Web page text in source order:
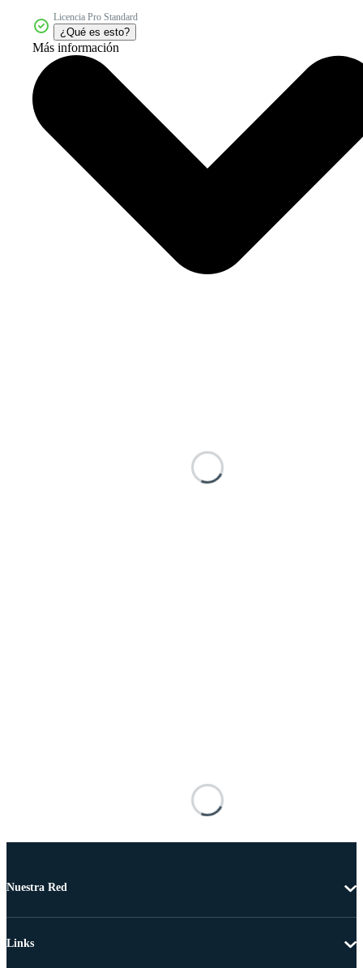
Licencia Pro Standard
¿Qué es esto?
Más información
Nuestra Red
Links